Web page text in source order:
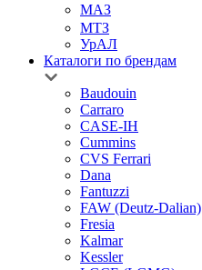
МАЗ
МТЗ
УрАЛ
Каталоги по брендам
Baudouin
Carraro
CASE-IH
Cummins
CVS Ferrari
Dana
Fantuzzi
FAW (Deutz-Dalian)
Fresia
Kalmar
Kessler